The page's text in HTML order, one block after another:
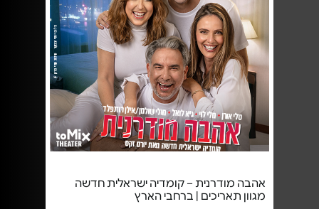
אהבה מודרנית – קומדיה ישראלית חדשה
מגוון תאריכים | ברחבי הארץ